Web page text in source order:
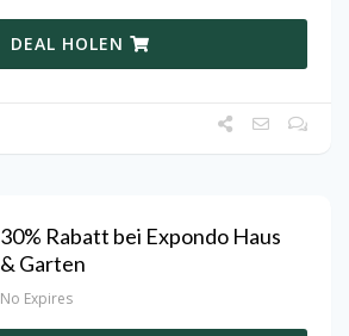
DEAL HOLEN
30% Rabatt bei Expondo Haus
& Garten
No Expires